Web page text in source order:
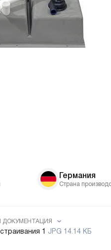
Германия
Страна
ДОКУМЕНТАЦИЯ
1 JPG 14.14 КБ